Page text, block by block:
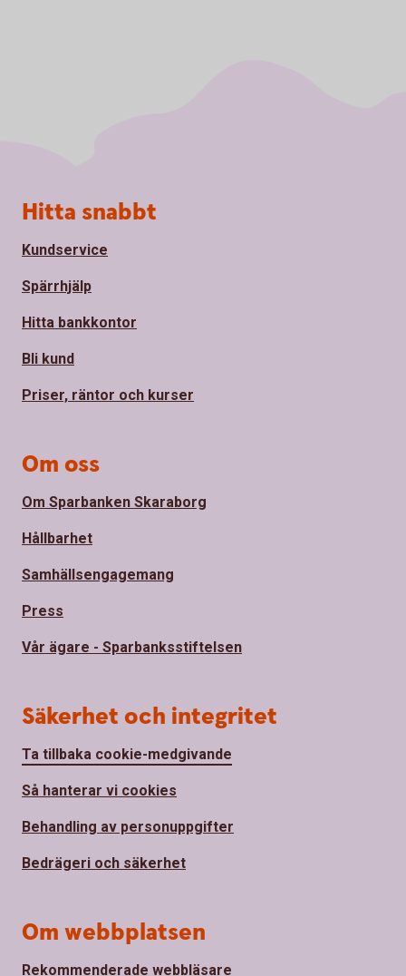
Sidfot
Hitta snabbt
Kundservice
Spärrhjälp
Hitta bankkontor
Bli kund
Priser, räntor och kurser
Om oss
Om Sparbanken Skaraborg
Hållbarhet
Samhällsengagemang
Press
Vår ägare - Sparbanksstiftelsen
Säkerhet och integritet
Ta tillbaka cookie-medgivande
Så hanterar vi cookies
Behandling av personuppgifter
Bedrägeri och säkerhet
Om webbplatsen
Rekommenderade webbläsare